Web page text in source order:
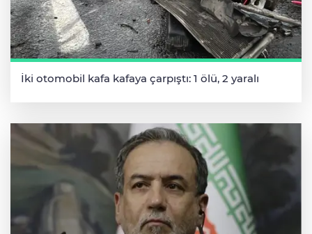
İki otomobil kafa kafaya çarpıştı: 1 ölü, 2 yaralı